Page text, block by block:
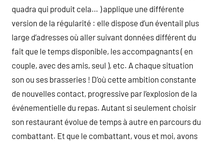
quadra qui produit cela… ) applique une différente
version de la régularité : elle dispose d’un éventail plus
large d’adresses où aller suivant données différent du
fait que le temps disponible, les accompagnants ( en
couple, avec des amis, seul ), etc. A chaque situation
son ou ses brasseries ! D’où cette ambition constante
de nouvelles contact, progressive par l’explosion de la
événementielle du repas. Autant si seulement choisir
son restaurant évolue de temps à autre en parcours du
combattant. Et que le combattant, vous et moi, avons